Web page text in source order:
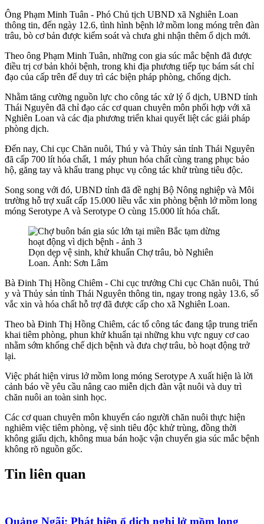
Ông Phạm Minh Tuân - Phó Chủ tịch UBND xã Nghiên Loan
thông tin, đến ngày 12.6, tình hình bệnh lở mồm long móng trên đàn
trâu, bò cơ bản được kiểm soát và chưa ghi nhận thêm ổ dịch mới.
Theo ông Phạm Minh Tuân, những con gia súc mắc bệnh đã được
điều trị cơ bản khỏi bệnh, trong khi địa phương tiếp tục bám sát chỉ
đạo của cấp trên để duy trì các biện pháp phòng, chống dịch.
Nhằm tăng cường nguồn lực cho công tác xử lý ổ dịch, UBND tỉnh
Thái Nguyên đã chỉ đạo các cơ quan chuyên môn phối hợp với xã
Nghiên Loan và các địa phương triển khai quyết liệt các giải pháp
phòng dịch.
Đến nay, Chi cục Chăn nuôi, Thú y và Thủy sản tỉnh Thái Nguyên
đã cấp 700 lít hóa chất, 1 máy phun hóa chất cùng trang phục bảo
hộ, găng tay và khẩu trang phục vụ công tác khử trùng tiêu độc.
Song song với đó, UBND tỉnh đã đề nghị Bộ Nông nghiệp và Môi
trường hỗ trợ xuất cấp 15.000 liều vắc xin phòng bệnh lở mồm long
móng Serotype A và Serotype O cùng 15.000 lít hóa chất.
Dọn dẹp vệ sinh, khử khuẩn Chợ trâu, bò Nghiên
Loan. Ảnh: Sơn Lâm
Bà Đinh Thị Hồng Chiêm - Chi cục trưởng Chi cục Chăn nuôi, Thú
y và Thủy sản tỉnh Thái Nguyên thông tin, ngay trong ngày 13.6, số
vắc xin và hóa chất hỗ trợ đã được cấp cho xã Nghiên Loan.
Theo bà Đinh Thị Hồng Chiêm, các tổ công tác đang tập trung triển
khai tiêm phòng, phun khử khuẩn tại những khu vực nguy cơ cao
nhằm sớm khống chế dịch bệnh và đưa chợ trâu, bò hoạt động trở
lại.
Việc phát hiện virus lở mồm long móng Serotype A xuất hiện là lời
cảnh báo về yêu cầu nâng cao miễn dịch đàn vật nuôi và duy trì
chăn nuôi an toàn sinh học.
Các cơ quan chuyên môn khuyến cáo người chăn nuôi thực hiện
nghiêm việc tiêm phòng, vệ sinh tiêu độc khử trùng, đồng thời
không giấu dịch, không mua bán hoặc vận chuyển gia súc mắc bệnh
không rõ nguồn gốc.
Tin liên quan
Quảng Ngãi: Phát hiện ổ dịch nghi lở mồm long